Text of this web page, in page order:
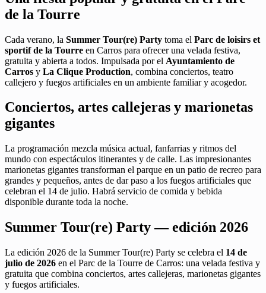
de la Tourre
Cada verano, la Summer Tour(re) Party toma el Parc de loisirs et
sportif de la Tourre en Carros para ofrecer una velada festiva,
gratuita y abierta a todos. Impulsada por el Ayuntamiento de
Carros y La Clique Production, combina conciertos, teatro
callejero y fuegos artificiales en un ambiente familiar y acogedor.
Conciertos, artes callejeras y marionetas
gigantes
La programación mezcla música actual, fanfarrias y ritmos del
mundo con espectáculos itinerantes y de calle. Las impresionantes
marionetas gigantes transforman el parque en un patio de recreo para
grandes y pequeños, antes de dar paso a los fuegos artificiales que
celebran el 14 de julio. Habrá servicio de comida y bebida
disponible durante toda la noche.
Summer Tour(re) Party — edición 2026
La edición 2026 de la Summer Tour(re) Party se celebra el 14 de
julio de 2026 en el Parc de la Tourre de Carros: una velada festiva y
gratuita que combina conciertos, artes callejeras, marionetas gigantes
y fuegos artificiales.